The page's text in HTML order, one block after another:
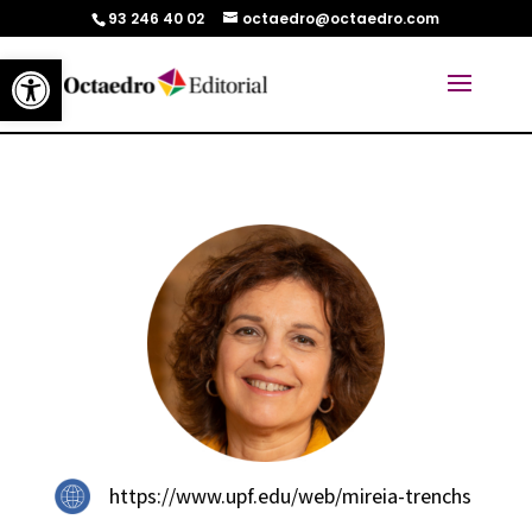
Abrir barra de herramientas
93 246 40 02 octaedro@octaedro.com
https://www.upf.edu/web/mireia-trenchs